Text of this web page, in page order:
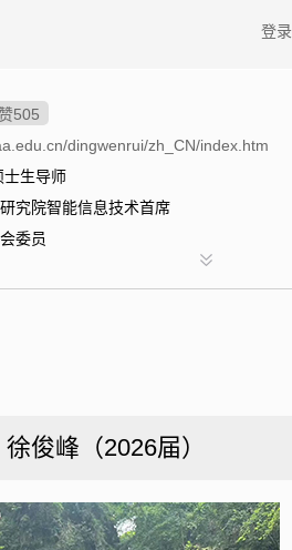
登录
赞505
dingwenrui/zh_CN/index.htm
生导师
究院智能信息技术首席
委员
徐俊峰（2026届）